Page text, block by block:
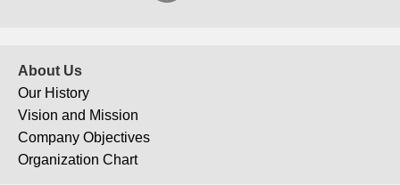
J-155
Chapter one cross thonglor
About Us
Our History
Vision and Mission
Company Objectives
Organization Chart